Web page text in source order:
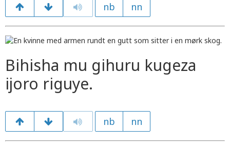
nb nn
Bihisha mu gihuru kugeza
ijoro riguye.
nb nn